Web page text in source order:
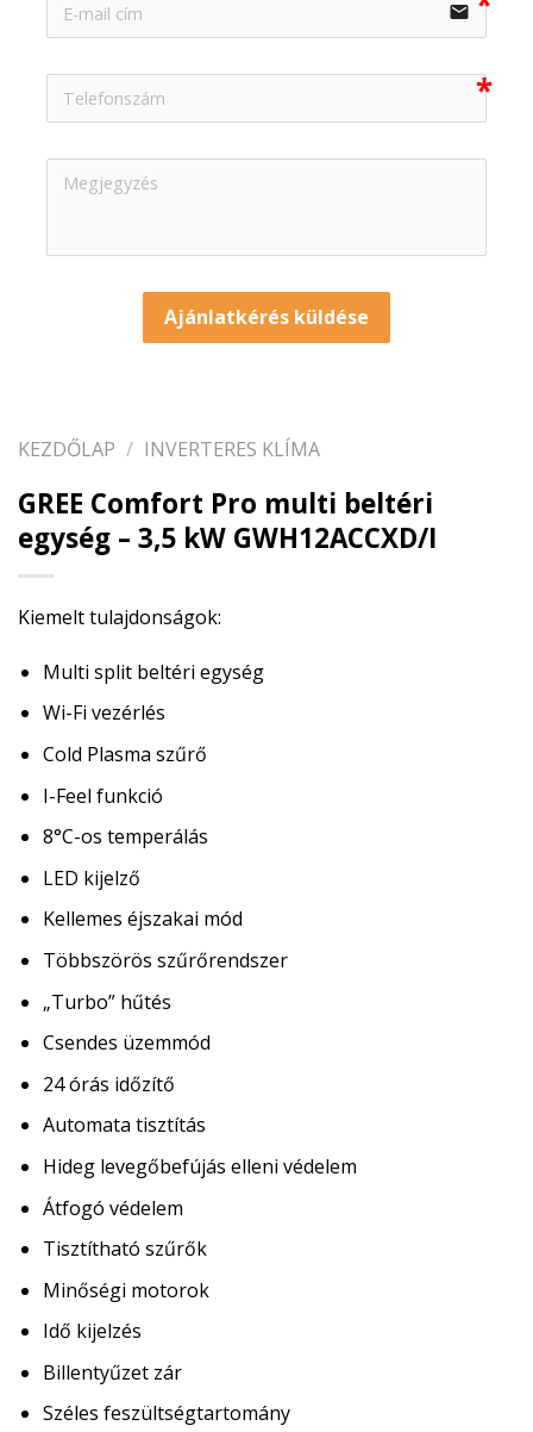
email
Ajánlatkérés küldése
KEZDŐLAP / INVERTERES KLÍMA
GREE Comfort Pro multi beltéri
egység – 3,5 kW GWH12ACCXD/I
Kiemelt tulajdonságok:
Multi split beltéri egység
Wi-Fi vezérlés
Cold Plasma szűrő
I-Feel funkció
8°C-os temperálás
LED kijelző
Kellemes éjszakai mód
Többszörös szűrőrendszer
„Turbo” hűtés
Csendes üzemmód
24 órás időzítő
Automata tisztítás
Hideg levegőbefújás elleni védelem
Átfogó védelem
Tisztítható szűrők
Minőségi motorok
Idő kijelzés
Billentyűzet zár
Széles feszültségtartomány